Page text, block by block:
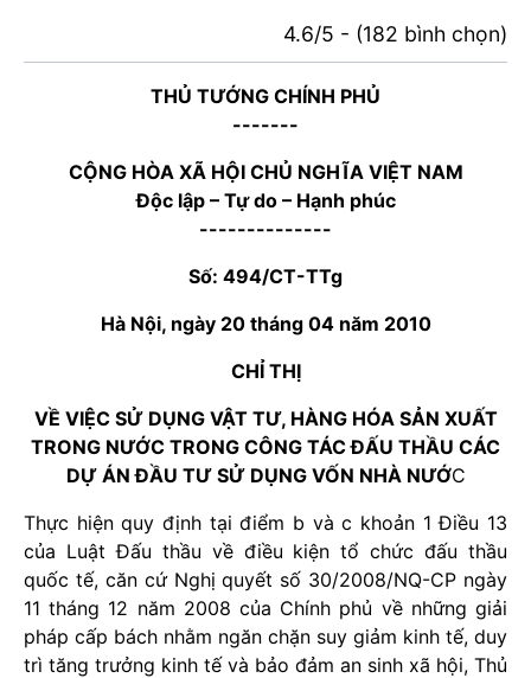
4.6/5 - (182 bình chọn)
THỦ TƯỚNG CHÍNH PHỦ
-------
CỘNG HÒA XÃ HỘI CHỦ NGHĨA VIỆT NAM
Độc lập – Tự do – Hạnh phúc
--------------
Số: 494/CT-TTg
Hà Nội, ngày 20 tháng 04 năm 2010
CHỈ THỊ
VỀ VIỆC SỬ DỤNG VẬT TƯ, HÀNG HÓA SẢN XUẤT
TRONG NƯỚC TRONG CÔNG TÁC ĐẤU THẦU CÁC
DỰ ÁN ĐẦU TƯ SỬ DỤNG VỐN NHÀ NƯỚC
Thực hiện quy định tại điểm b và c khoản 1 Điều 13
của Luật Đấu thầu về điều kiện tổ chức đấu thầu
quốc tế, căn cứ Nghị quyết số 30/2008/NQ-CP ngày
11 tháng 12 năm 2008 của Chính phủ về những giải
pháp cấp bách nhằm ngăn chặn suy giảm kinh tế, duy
trì tăng trưởng kinh tế và bảo đảm an sinh xã hội, Thủ